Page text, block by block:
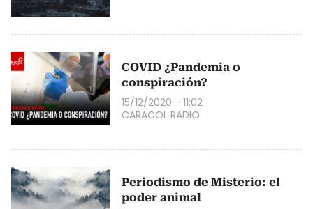
COVID ¿Pandemia o
conspiración?
15/12/2020 - 11:02
CARACOL RADIO
Periodismo de Misterio: el
poder animal